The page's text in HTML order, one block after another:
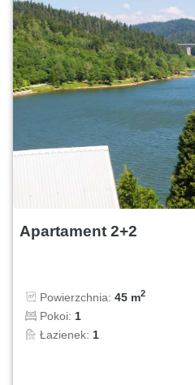
Apartament 2+2
Powierzchnia: 45 m2
Pokoi: 1
Łazienek: 1